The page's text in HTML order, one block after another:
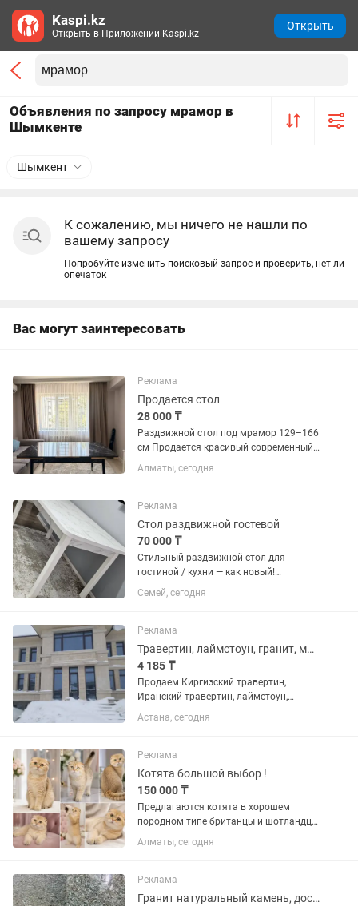
Объявления по запросу мрамор в
Шымкенте
Шымкент
К сожалению, мы ничего не нашли по
вашему запросу
Попробуйте изменить поисковый запрос и проверить, нет ли
опечаток
Вас могут заинтересовать
Реклама
Продается стол
28 000 ₸
Раздвижной стол под мрамор 129–166
см Продается красивый современный
обеденный стол в отличном состоянии.
Размер в сложенном виде — 129×80 см,
см. Легко...
Алматы, сегодня
Реклама
Стол раздвижной гостевой
70 000 ₸
Стильный раздвижной стол для
гостиной / кухни — как новый!
Идеальное решение для тех, кто любит
принимать гостей. Современный
в любой интерьер — от минимализма
до...
Семей, сегодня
Реклама
Травертин, лаймстоун, гранит, мрамор и клей
4 185 ₸
Продаем Киргизский травертин,
Иранский травертин, лаймстоун,
мрамор и гранит производства
Казахстан, Узбекистан, Китай.
Астана, сегодня
Реклама
Котята большой выбор !
150 000 ₸
Предлагаются котята в хорошем
породном типе британцы и шотландцы
разных окрасов, красный мраморный ,
черный мрамор шоколадный мрамор,
шиншиллы золотые с документами в...
Алматы, сегодня
Реклама
Гранит натуральный камень, доставка по Казахстану
Kaspi.kz
Открыть в Приложении Kaspi.kz
Открыть